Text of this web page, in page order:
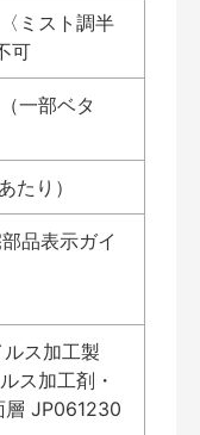
ミスト調半
可
一部ベタ
たり）
表示ガイ
ス加工製
ス加工剤・
層 JP061230